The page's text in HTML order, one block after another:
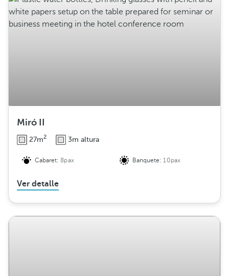
Miró II
27m2 3m altura
Cabaret:8pax Banquete:10pax
Ver detalle